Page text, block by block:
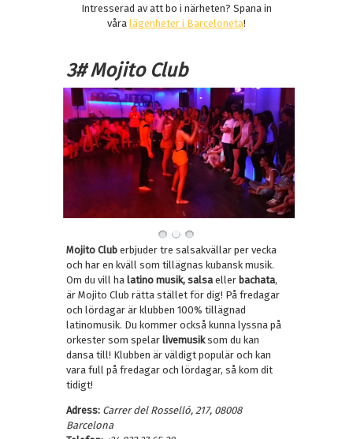
Intresserad av att bo i närheten? Spana in
våra lägenheter i Barceloneta!
3# Mojito Club
Mojito Club erbjuder tre salsakvällar per vecka
och har en kväll som tillägnas kubansk musik.
Om du vill ha latino musik, salsa eller bachata,
är Mojito Club rätta stället för dig! På fredagar
och lördagar är klubben 100% tillägnad
latinomusik. Du kommer också kunna lyssna på
orkester som spelar livemusiksom du kan
dansa till! Klubben är väldigt populär och kan
vara full på fredagar och lördagar, så kom dit
tidigt!
Adress: Carrer del Rosselló, 217, 08008
Barcelona